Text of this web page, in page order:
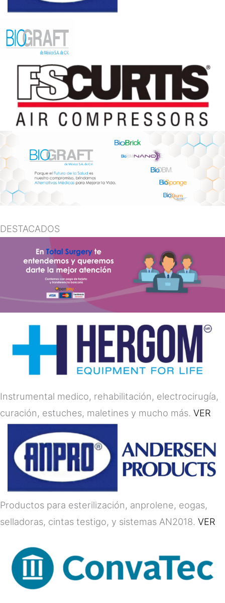
DESTACADOS
Instrumental medico, rehabilitación, electrocirugía,
curación, estuches, maletines y mucho más. VER
Productos para esterilización, anprolene, eogas,
selladoras, cintas testigo, y sistemas AN2018. VER